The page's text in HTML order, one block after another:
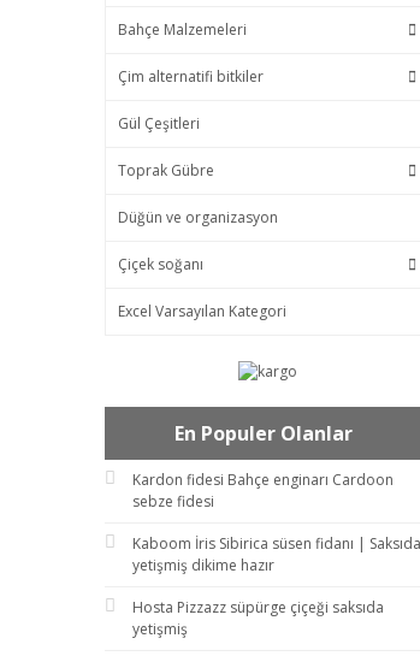
Bahçe Malzemeleri
Çim alternatifi bitkiler
Gül Çeşitleri
Toprak Gübre
Düğün ve organizasyon
Çiçek soğanı
Excel Varsayılan Kategori
En Populer Olanlar
Kardon fidesi Bahçe enginarı Cardoon
sebze fidesi
Kaboom İris Sibirica süsen fidanı | Saksıda
yetişmiş dikime hazır
Hosta Pizzazz süpürge çiçeği saksıda
yetişmiş